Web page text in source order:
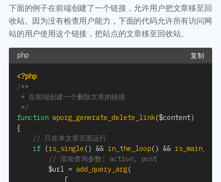
下面的例子在前端创建了一个链接，允许用户把文章移至回
收站。因为没有检查用户能力，下面的代码允许所有访问网
站的用户使用这个链接，把站点的文章移至回收站。
复制
<?php
/**
* 在前端创建一个删除文章的链接
*/
function wporg_generate_delete_link($content)
{
// 只在单文章页面运行
if (is_single() && in_the_loop() &&
// 添加查询参数: action, post
$url
= add_query_arg(
[